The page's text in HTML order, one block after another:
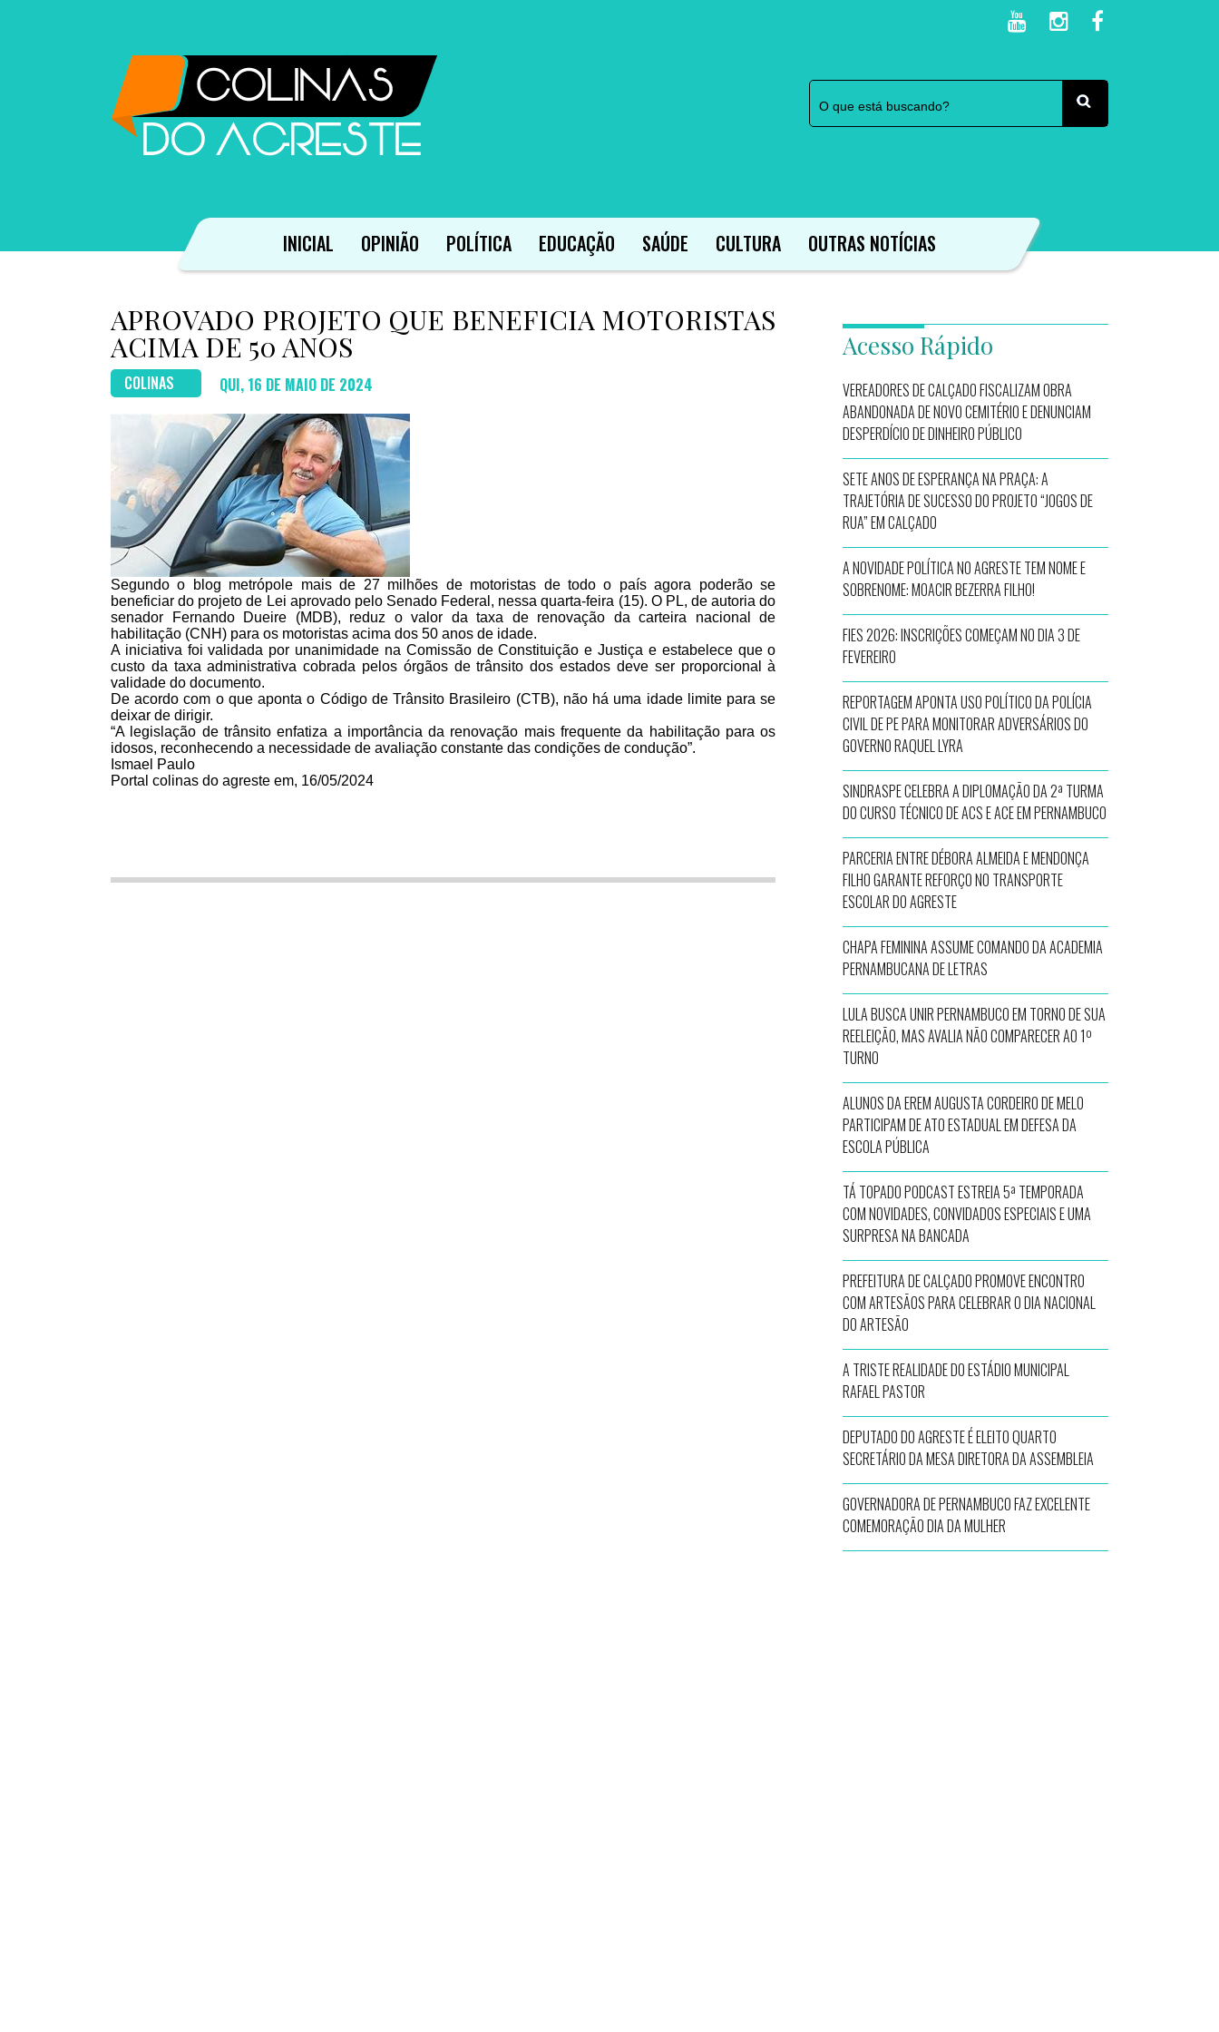
INICIAL OPINIÃO POLÍTICA EDUCAÇÃO SAÚDE CULTURA OUTRAS NOTÍCIAS
APROVADO PROJETO QUE BENEFICIA MOTORISTAS
ACIMA DE 50 ANOS
COLINAS QUI, 16 DE MAIO DE 2024
Segundo o blog metrópole mais de 27 milhões de motoristas de todo o país agora poderão se
beneficiar do projeto de Lei aprovado pelo Senado Federal, nessa quarta-feira (15). O PL, de autoria do
senador Fernando Dueire (MDB), reduz o valor da taxa de renovação da carteira nacional de
habilitação (CNH) para os motoristas acima dos 50 anos de idade.
A iniciativa foi validada por unanimidade na Comissão de Constituição e Justiça e estabelece que o
custo da taxa administrativa cobrada pelos órgãos de trânsito dos estados deve ser proporcional à
validade do documento.
De acordo com o que aponta o Código de Trânsito Brasileiro (CTB), não há uma idade limite para se
deixar de dirigir.
“A legislação de trânsito enfatiza a importância da renovação mais frequente da habilitação para os
idosos, reconhecendo a necessidade de avaliação constante das condições de condução”.
Ismael Paulo
Portal colinas do agreste em, 16/05/2024
Acesso Rápido
VEREADORES DE CALÇADO FISCALIZAM OBRA
ABANDONADA DE NOVO CEMITÉRIO E DENUNCIAM
DESPERDÍCIO DE DINHEIRO PÚBLICO
SETE ANOS DE ESPERANÇA NA PRAÇA: A
TRAJETÓRIA DE SUCESSO DO PROJETO “JOGOS DE
RUA” EM CALÇADO
A NOVIDADE POLÍTICA NO AGRESTE TEM NOME E
SOBRENOME: MOACIR BEZERRA FILHO!
FIES 2026: INSCRIÇÕES COMEÇAM NO DIA 3 DE
FEVEREIRO
REPORTAGEM APONTA USO POLÍTICO DA POLÍCIA
CIVIL DE PE PARA MONITORAR ADVERSÁRIOS DO
GOVERNO RAQUEL LYRA
SINDRASPE CELEBRA A DIPLOMAÇÃO DA 2ª TURMA
DO CURSO TÉCNICO DE ACS E ACE EM PERNAMBUCO
PARCERIA ENTRE DÉBORA ALMEIDA E MENDONÇA
FILHO GARANTE REFORÇO NO TRANSPORTE
ESCOLAR DO AGRESTE
CHAPA FEMININA ASSUME COMANDO DA ACADEMIA
PERNAMBUCANA DE LETRAS
LULA BUSCA UNIR PERNAMBUCO EM TORNO DE SUA
REELEIÇÃO, MAS AVALIA NÃO COMPARECER AO 1º
TURNO
ALUNOS DA EREM AUGUSTA CORDEIRO DE MELO
PARTICIPAM DE ATO ESTADUAL EM DEFESA DA
ESCOLA PÚBLICA
TÁ TOPADO PODCAST ESTREIA 5ª TEMPORADA
COM NOVIDADES, CONVIDADOS ESPECIAIS E UMA
SURPRESA NA BANCADA
PREFEITURA DE CALÇADO PROMOVE ENCONTRO
COM ARTESÃOS PARA CELEBRAR O DIA NACIONAL
DO ARTESÃO
A TRISTE REALIDADE DO ESTÁDIO MUNICIPAL
RAFAEL PASTOR
DEPUTADO DO AGRESTE É ELEITO QUARTO
SECRETÁRIO DA MESA DIRETORA DA ASSEMBLEIA
GOVERNADORA DE PERNAMBUCO FAZ EXCELENTE
COMEMORAÇÃO DIA DA MULHER